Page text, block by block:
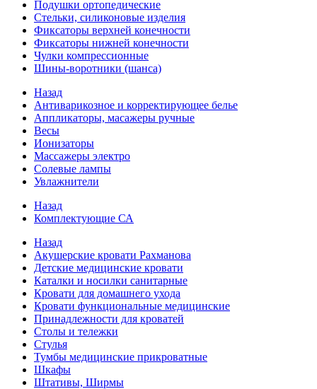
Подушки ортопедические
Стельки, силиконовые изделия
Фиксаторы верхней конечности
Фиксаторы нижней конечности
Чулки компрессионные
Шины-воротники (шанса)
Назад
Антиварикозное и корректирующее белье
Аппликаторы, масажеры ручные
Весы
Ионизаторы
Массажеры электро
Солевые лампы
Увлажнители
Назад
Комплектующие СА
Назад
Акушерские кровати Рахманова
Детские медицинские кровати
Каталки и носилки санитарные
Кровати для домашнего ухода
Кровати функциональные медицинские
Принадлежности для кроватей
Столы и тележки
Стулья
Тумбы медицинские прикроватные
Шкафы
Штативы, Ширмы